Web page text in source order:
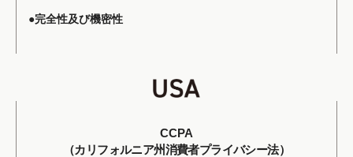
●完全性及び機密性
CCPA
（カリフォルニア州消費者プライバシー法）